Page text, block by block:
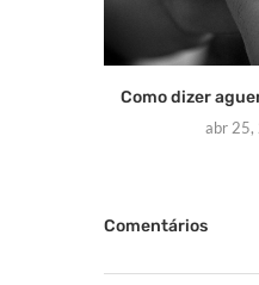
Como dizer
abr 25,
Comentários